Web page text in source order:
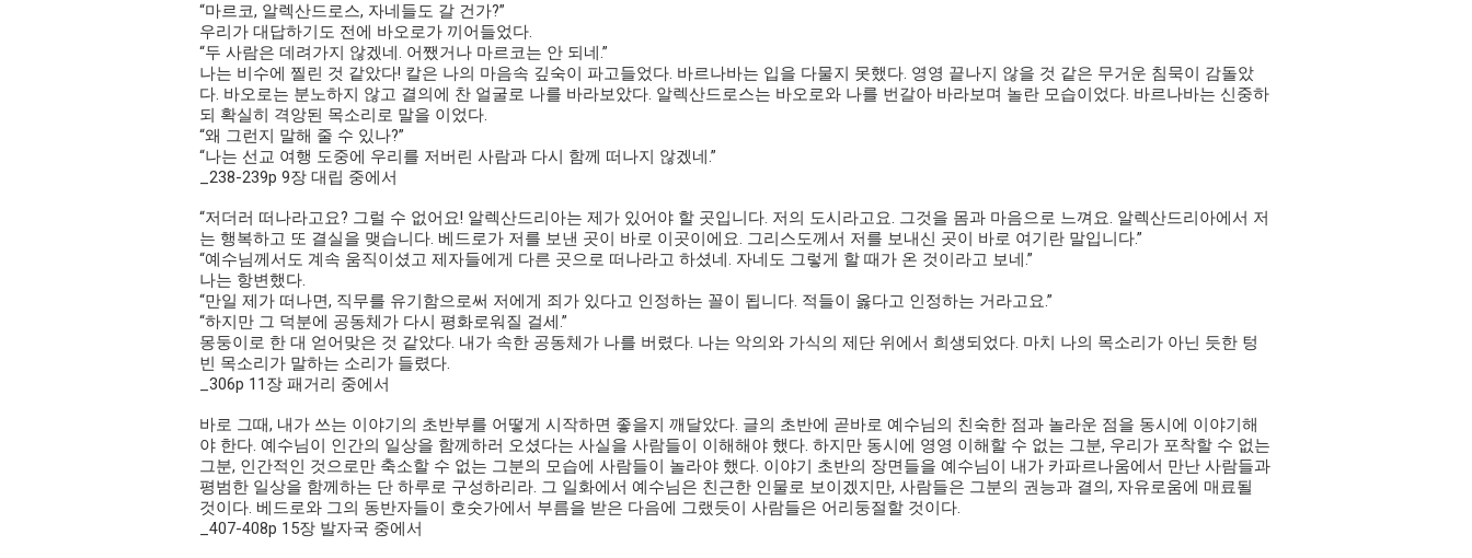
“마르코, 알렉산드로스, 자네들도 갈 건가?”
우리가 대답하기도 전에 바오로가 끼어들었다.
“두 사람은 데려가지 않겠네. 어쨌거나 마르코는 안 되네.”
나는 비수에 찔린 것 같았다! 칼은 나의 마음속 깊숙이 파고들었다. 바르나바는 입을 다물지 못했다. 영영 끝나지 않을 것 같은 무거운 침묵이 감돌았
다. 바오로는 분노하지 않고 결의에 찬 얼굴로 나를 바라보았다. 알렉산드로스는 바오로와 나를 번갈아 바라보며 놀란 모습이었다. 바르나바는 신중하
되 확실히 격앙된 목소리로 말을 이었다.
“왜 그런지 말해 줄 수 있나?”
“나는 선교 여행 도중에 우리를 저버린 사람과 다시 함께 떠나지 않겠네.”
_238-239p 9장 대립 중에서
“저더러 떠나라고요? 그럴 수 없어요! 알렉산드리아는 제가 있어야 할 곳입니다. 저의 도시라고요. 그것을 몸과 마음으로 느껴요. 알렉산드리아에서 저
는 행복하고 또 결실을 맺습니다. 베드로가 저를 보낸 곳이 바로 이곳이에요. 그리스도께서 저를 보내신 곳이 바로 여기란 말입니다.”
“예수님께서도 계속 움직이셨고 제자들에게 다른 곳으로 떠나라고 하셨네. 자네도 그렇게 할 때가 온 것이라고 보네.”
나는 항변했다.
“만일 제가 떠나면, 직무를 유기함으로써 저에게 죄가 있다고 인정하는 꼴이 됩니다. 적들이 옳다고 인정하는 거라고요.”
“하지만 그 덕분에 공동체가 다시 평화로워질 걸세.”
몽둥이로 한 대 얻어맞은 것 같았다. 내가 속한 공동체가 나를 버렸다. 나는 악의와 가식의 제단 위에서 희생되었다. 마치 나의 목소리가 아닌 듯한 텅
빈 목소리가 말하는 소리가 들렸다.
_306p 11장 패거리 중에서
바로 그때, 내가 쓰는 이야기의 초반부를 어떻게 시작하면 좋을지 깨달았다. 글의 초반에 곧바로 예수님의 친숙한 점과 놀라운 점을 동시에 이야기해
야 한다. 예수님이 인간의 일상을 함께하러 오셨다는 사실을 사람들이 이해해야 했다. 하지만 동시에 영영 이해할 수 없는 그분, 우리가 포착할 수 없는
그분, 인간적인 것으로만 축소할 수 없는 그분의 모습에 사람들이 놀라야 했다. 이야기 초반의 장면들을 예수님이 내가 카파르나움에서 만난 사람들과
평범한 일상을 함께하는 단 하루로 구성하리라. 그 일화에서 예수님은 친근한 인물로 보이겠지만, 사람들은 그분의 권능과 결의, 자유로움에 매료될
것이다. 베드로와 그의 동반자들이 호숫가에서 부름을 받은 다음에 그랬듯이 사람들은 어리둥절할 것이다.
_407-408p 15장 발자국 중에서